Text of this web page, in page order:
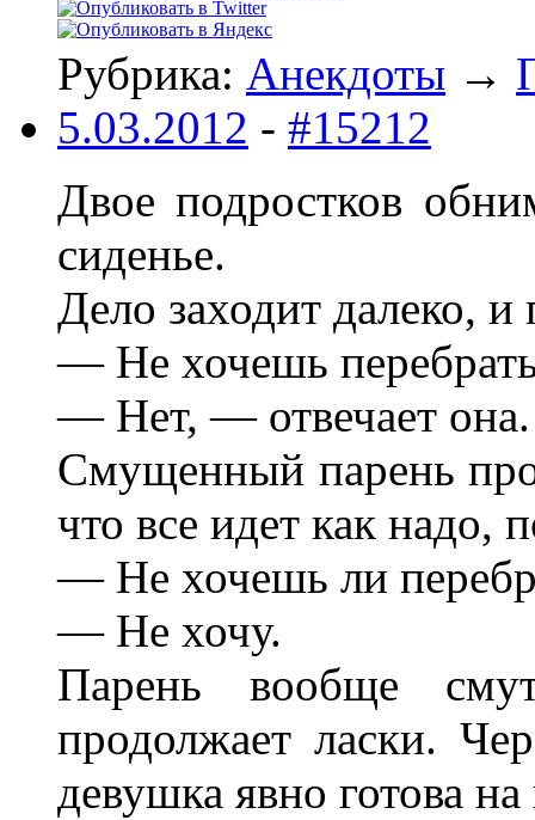
Рубрика: Анекдоты →
5.03.2012 - #15212
Двое подростков
сиденье.
Дело заходит далеко,
— Не хочешь
— Нет, — отвечает она.
Смущенный парень
что все идет как надо,
— Не хочешь ли
— Не хочу.
Парень вообще
продолжает ласки.
девушка явно готова